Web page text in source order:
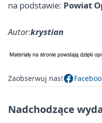
na podstawie: Powiat
Autor:krystian
Zaobserwuj nas!
Nadchodzące